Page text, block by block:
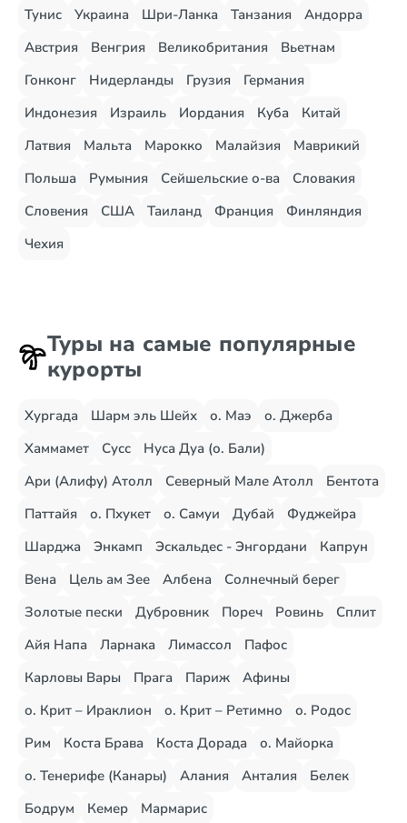
Тунис
Украина Шри-Ланка Танзания
Андорра
Австрия
Венгрия Великобритания
Вьетнам
Гонконг
Нидерланды Грузия
Германия
Индонезия
Израиль Иордания Куба
Китай
Латвия
Мальта Марокко Малайзия
Маврикий
Польша
Румыния Сейшельские о-ва
Словакия
Словения
США Таиланд Франция
Финляндия
Чехия
Туры на самые популярные
курорты
Хургада Шарм эль Шейх о. Маэ
о. Джерба
Хаммамет
Сусс
Нуса Дуа (о. Бали)
Ари (Алифу) Атолл
Северный Мале Атолл
Бентота
Паттайя
о. Пхукет о. Самуи Дубай
Фуджейра
Шарджа
Энкамп Эскальдес - Энгордани
Капрун
Вена
Цель ам Зее Албена
Солнечный берег
Золотые пески
Дубровник Пореч Ровинь
Сплит
Айя Напа
Ларнака Лимассол
Пафос
Карловы Вары
Прага Париж
Афины
о. Крит – Ираклион
о. Крит – Ретимно
о. Родос
Рим
Коста Брава Коста Дорада
о. Майорка
о. Тенерифе (Канары)
Алания Анталия
Белек
Бодрум
Кемер Мармарис